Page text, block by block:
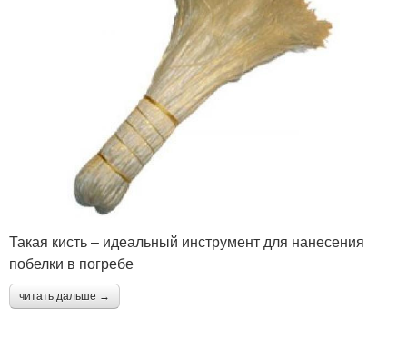
Такая кисть – идеальный инструмент для нанесения
побелки в погребе
читать дальше →